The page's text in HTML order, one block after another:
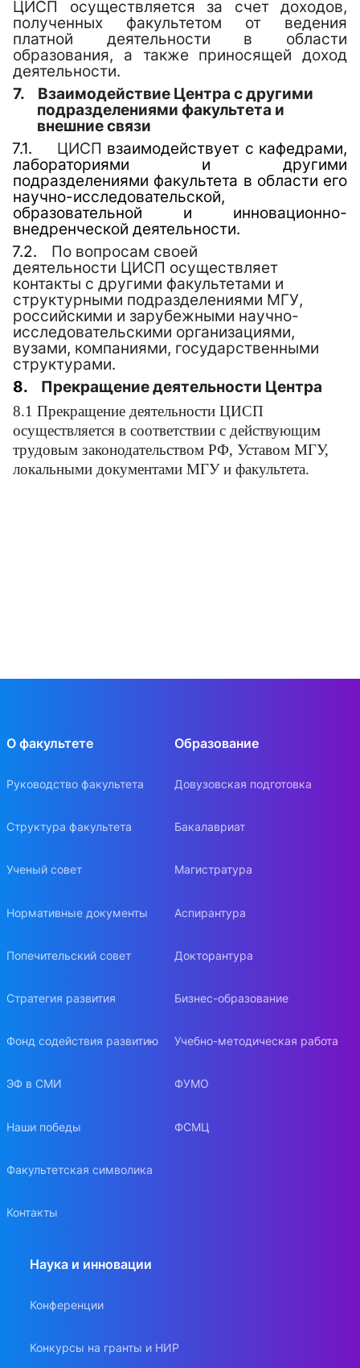
ЦИСП осуществляется за счет доходов,
полученных факультетом от ведения
платной деятельности в области
образования, а также приносящей доход
деятельности.
7.
Взаимодействие Центра с другими
подразделениями факультета и
внешние связи
7.1.
ЦИСП взаимодействует с кафедрами,
лабораториями и другими
подразделениями факультета в области его
научно-исследовательской,
образовательной и инновационно-
внедренческой деятельности.
7.2.
По вопросам своей
деятельности ЦИСП осуществляет
контакты с другими факультетами и
структурными подразделениями МГУ,
российскими и зарубежными научно-
исследовательскими организациями,
вузами, компаниями, государственными
структурами.
8.
Прекращение деятельности Центра
8.1 Прекращение деятельности ЦИСП
осуществляется в соответствии с действующим
трудовым законодательством РФ, Уставом МГУ,
локальными документами МГУ и факультета.
О факультете
Руководство факультета
Структура факультета
Ученый совет
Нормативные документы
Попечительский совет
Стратегия развития
Фонд содействия развитию
ЭФ в СМИ
Наши победы
Факультетская символика
Контакты
Образование
Довузовская подготовка
Бакалавриат
Магистратура
Аспирантура
Докторантура
Бизнес-образование
Учебно-методическая работа
ФУМО
ФСМЦ
Наука и инновации
Конференции
Конкурсы на гранты и НИР